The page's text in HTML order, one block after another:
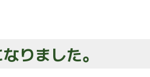
りました。